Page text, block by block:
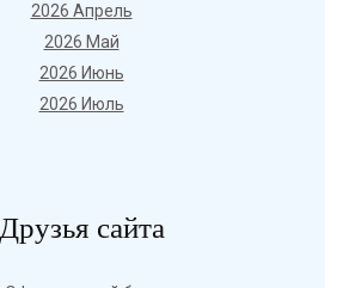
2026 Апрель
2026 Май
2026 Июнь
2026 Июль
Друзья сайта